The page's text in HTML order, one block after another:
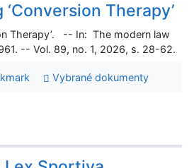
Therapy’
Therapy’. -- In: The modern law
-- Vol. 89, no. 1, 2026, s. 28-62.
Vybrané dokumenty